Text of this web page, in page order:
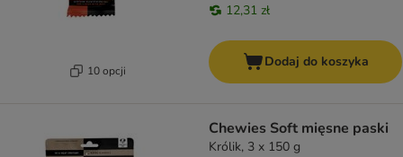
10 opcji
12,31 zł
Dodaj do koszyka
Chewies Soft mięsne paski
Królik, 3 x 150 g